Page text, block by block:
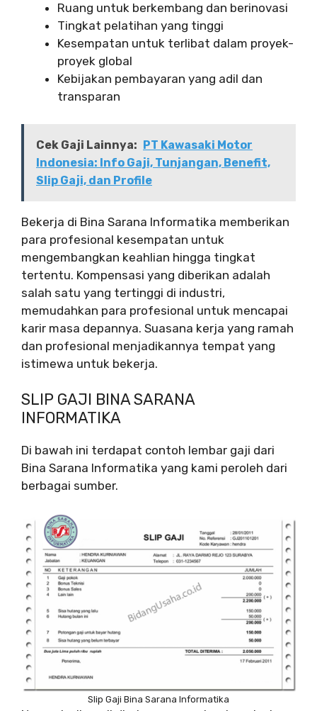
Ruang untuk berkembang dan berinovasi
Tingkat pelatihan yang tinggi
Kesempatan untuk terlibat dalam proyek-
proyek global
Kebijakan pembayaran yang adil dan
transparan
Cek Gaji Lainnya: PT Kawasaki Motor
Indonesia: Info Gaji, Tunjangan, Benefit,
Slip Gaji, dan Profile
Bekerja di Bina Sarana Informatika memberikan
para profesional kesempatan untuk
mengembangkan keahlian hingga tingkat
tertentu. Kompensasi yang diberikan adalah
salah satu yang tertinggi di industri,
memudahkan para profesional untuk mencapai
karir masa depannya. Suasana kerja yang ramah
dan profesional menjadikannya tempat yang
istimewa untuk bekerja.
SLIP GAJI BINA SARANA
INFORMATIKA
Di bawah ini terdapat contoh lembar gaji dari
Bina Sarana Informatika yang kami peroleh dari
berbagai sumber.
Slip Gaji Bina Sarana Informatika